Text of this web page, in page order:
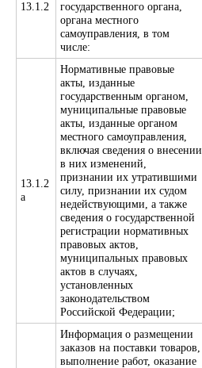
13.1.2
государственного органа,
органа местного
самоуправления, в том
числе:
13.1.2
а
Нормативные правовые
акты, изданные
государственным органом,
муниципальные правовые
акты, изданные органом
местного самоуправления,
включая сведения о внесении
в них изменений,
признании их утратившими
силу, признании их судом
недействующими, а также
сведения о государственной
регистрации нормативных
правовых актов,
муниципальных правовых
актов в случаях,
установленных
законодательством
Российской Федерации;
Информация о размещении
заказов на поставки товаров,
выполнение работ, оказание